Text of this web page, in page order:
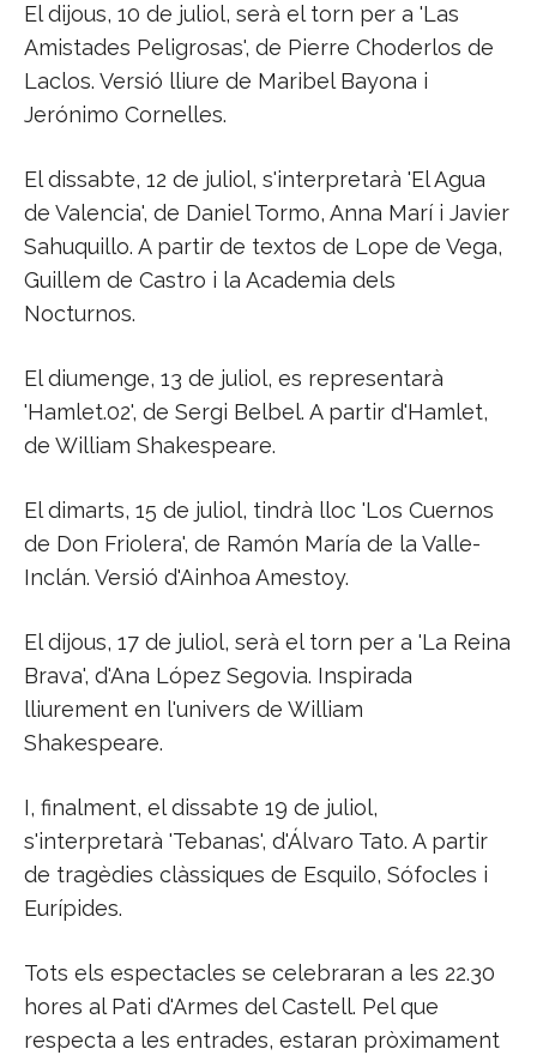
El dijous, 10 de juliol, serà el torn per a 'Las
Amistades Peligrosas', de Pierre Choderlos de
Laclos. Versió lliure de Maribel Bayona i
Jerónimo Cornelles.
El dissabte, 12 de juliol, s'interpretarà 'El Agua
de Valencia', de Daniel Tormo, Anna Marí i Javier
Sahuquillo. A partir de textos de Lope de Vega,
Guillem de Castro i la Academia dels
Nocturnos.
El diumenge, 13 de juliol, es representarà
'Hamlet.02', de Sergi Belbel. A partir d'Hamlet,
de William Shakespeare.
El dimarts, 15 de juliol, tindrà lloc 'Los Cuernos
de Don Friolera', de Ramón María de la Valle-
Inclán. Versió d'Ainhoa Amestoy.
El dijous, 17 de juliol, serà el torn per a 'La Reina
Brava', d'Ana López Segovia. Inspirada
lliurement en l'univers de William
Shakespeare.
I, finalment, el dissabte 19 de juliol,
s'interpretarà 'Tebanas', d'Álvaro Tato. A partir
de tragèdies clàssiques de Esquilo, Sófocles i
Eurípides.
Tots els espectacles se celebraran a les 22.30
hores al Pati d'Armes del Castell. Pel que
respecta a les entrades, estaran pròximament